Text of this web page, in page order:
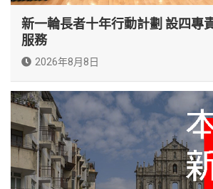
新一輪長者十年行動計劃 設四專
服務
2026年8月8日